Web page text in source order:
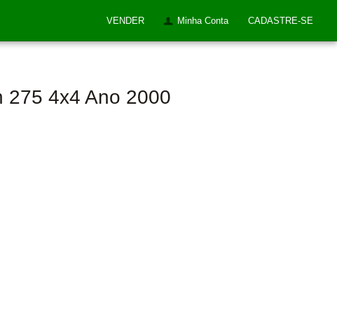
VENDER Minha Conta CADASTRE-SE
275 4x4 Ano 2000